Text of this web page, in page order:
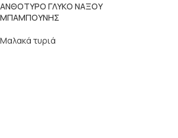
ΑΝΘΟΤΥΡΟ ΓΛΥΚΟ ΝΑΞΟΥ
ΜΠΑΜΠΟΥΝΗΣ
Μαλακά τυριά